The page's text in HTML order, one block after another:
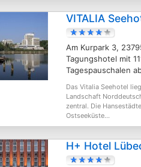
VITALIA
Am Kurpark 3,
Tagungshotel mit
Tagespauschalen
Das Vitalia Seehotel
Landschaft
zentral. Die
Ostseeküste...
H+ Hotel